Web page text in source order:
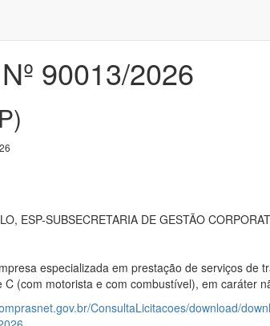
90013/2026
ESP-SUBSECRETARIA DE GESTÃO
especializada em prestação de serviços
(com motorista e com combustível), em caráter
ConsultaLicitacoes/download/